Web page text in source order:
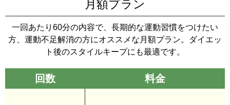
月額プラン
一回あたり60分の内容で、長期的な運動習慣をつけたい
方、運動不足解消の方にオススメな月額プラン。ダイエッ
ト後のスタイルキープにも最適です。
回数 料金